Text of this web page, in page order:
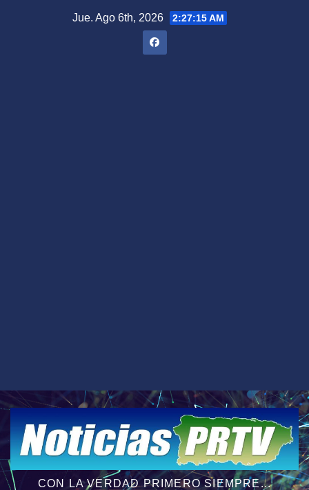
Jue. Ago 6th, 2026 2:27:16 AM
CON LA VERDAD PRIMERO SIEMPRE...